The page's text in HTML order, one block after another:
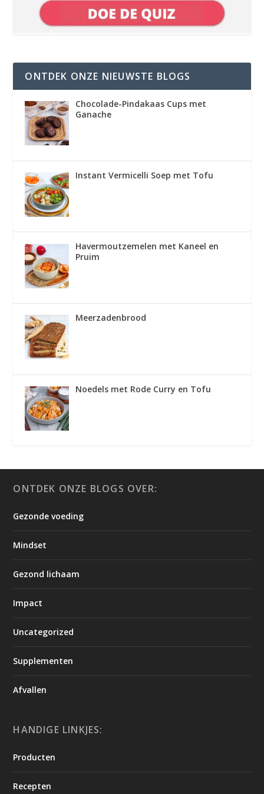
ONTDEK ONZE NIEUWSTE BLOGS
Chocolade-Pindakaas Cups met
Ganache
Instant Vermicelli Soep met Tofu
Havermoutzemelen met Kaneel en
Pruim
Meerzadenbrood
Noedels met Rode Curry en Tofu
ONTDEK ONZE BLOGS OVER:
Gezonde voeding
Mindset
Gezond lichaam
Impact
Uncategorized
Supplementen
Afvallen
HANDIGE LINKJES:
Producten
Recepten